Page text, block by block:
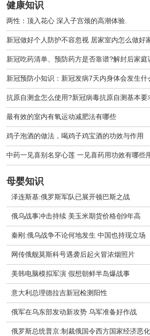
健康知识
两性：顶入花心 深入子宫颈的高潮体验.
新冠做好个人防护不容忽视 居家室内怎么做好
新冠吃药清单、预防药方是否靠谱?解封后家庭
新冠预防小知识：新冠发病7天内身体会发生什
抗原自测盒怎么使用?新冠病毒抗原自测基本要
最有效的室内有氧运动减肥法有哪些
鸡子泡酒的做法，喝鸡子鸡宝酒的功效与作用
中药一见喜别名穿心莲 一见喜药用功效有哪些
母婴知识
泽连斯基:俄罗斯军队已展开顿巴斯之战
俄乌战事冲击持续 美玉米期货价格创9年高
秦刚:俄乌战争不论何地发生 中国也持现立场
网传俄舰莫斯科号遇袭后起火冒浓烟照片
美韩电脑模拟军演 假想朝鲜半岛爆战事
意大利总理德拉吉新冠检测阳性
俄军在乌东部发动新攻势 乌军准备好作战
​俄罗斯总统普京:制裁俄国令西方国家经济恶化